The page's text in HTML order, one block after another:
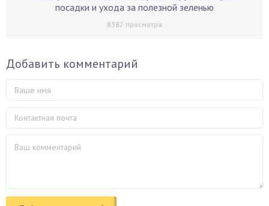
посадки и ухода за полезной зеленью
8382 просмотра
Добавить комментарий